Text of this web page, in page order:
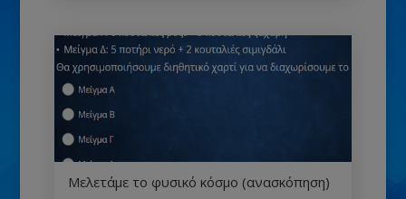
Μελετάμε το φυσικό κόσμο (ανασκόπηση)